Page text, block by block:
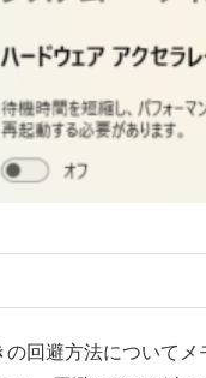
回避方法についてメ